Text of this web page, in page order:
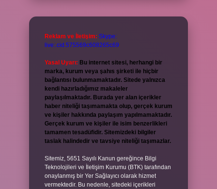
Reklam ve İletişim: Skype:
live:.cid.575569c608265c69
Yasal Uyarı: Bu internet sitesi, herhangi bir
marka, kurum veya şahıs şirketi ile hiçbir
bağlantısı bulunmamaktadır. Sitede yalnızca
kendi hazırladığımız makaleler
paylaşılmaktadır. Burada yer alan içerikler
haber niteliği taşımamakta olup, gerçek kurum
ve kişiler hakkında paylaşım yapılmamaktadır.
Gerçek kurum ve kişiler ile isim benzerlikleri
tamamen tesadüfidir. Sitemizdeki bilgiler
taslak halindedir ve tavsiye niteliği taşımazlar.
Sitemiz, 5651 Sayılı Kanun gereğince Bilgi
Teknolojileri ve İletişim Kurumu (BTK) tarafından
onaylanmış bir Yer Sağlayıcı olarak hizmet
vermektedir. Bu nedenle, sitedeki içerikleri